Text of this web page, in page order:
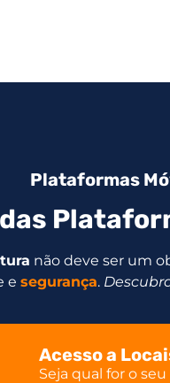
Plataformas
não deve ser um
e segurança.
Acesso a
Seja qual for o